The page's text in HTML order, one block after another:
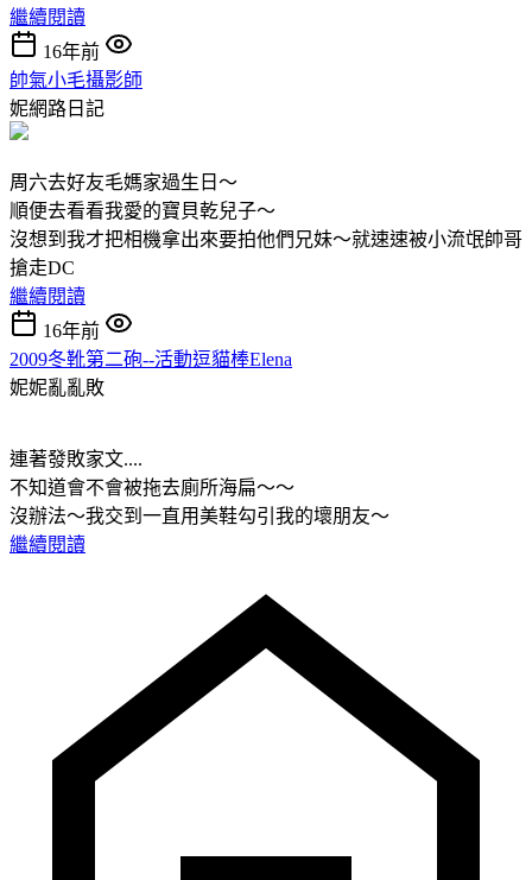
繼續閱讀
16年前
帥氣小毛攝影師
妮網路日記
周六去好友毛媽家過生日～
順便去看看我愛的寶貝乾兒子～
沒想到我才把相機拿出來要拍他們兄妹～就速速被小流氓帥哥
搶走DC
繼續閱讀
16年前
2009冬靴第二砲--活動逗貓棒Elena
妮妮亂亂敗
連著發敗家文....
不知道會不會被拖去廁所海扁～～
沒辦法～我交到一直用美鞋勾引我的壞朋友～
繼續閱讀